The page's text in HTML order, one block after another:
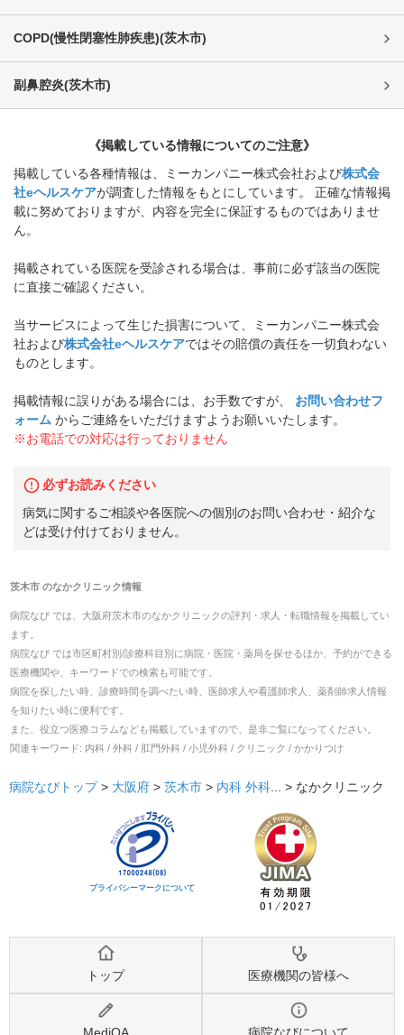
COPD(慢性閉塞性肺疾患)(茨木市)
副鼻腔炎(茨木市)
《掲載している情報についてのご注意》
掲載している各種情報は、ミーカンパニー株式会社および株式会
社eヘルスケアが調査した情報をもとにしています。 正確な情報掲
載に努めておりますが、内容を完全に保証するものではありませ
ん。
掲載されている医院を受診される場合は、事前に必ず該当の医院
に直接ご確認ください。
当サービスによって生じた損害について、ミーカンパニー株式会
社および株式会社eヘルスケアではその賠償の責任を一切負わない
ものとします。
掲載情報に誤りがある場合には、お手数ですが、
お問い合わせフ
ォーム からご連絡をいただけますようお願いいたします。
※お電話での対応は行っておりません
必ずお読みください
病気に関するご相談や各医院への個別のお問い合わせ・紹介な
どは受け付けておりません。
茨木市のなかクリニック情報
病院なび では、 大阪府茨木市のなかクリニックの評判・求人・転職情報を掲載してい
ます。
病院なび では市区町村別/診療科目別に病院・医院・薬局を探せるほか、予約ができる
医療機関や、キーワードでの検索も可能です。
病院を探したい時、診療時間を調べたい時、医師求人や看護師求人、薬剤師求人情報
を知りたい時に便利です。
また、役立つ医療コラムなども掲載していますので、是非ご覧になってください。
関連キーワード: 内科 / 外科 / 肛門外科 / 小児外科 / クリニック / かかりつけ
病院なびトップ > 大阪府 > 茨木市 > 内科 外科 ... > なかクリニック
プライバシーマークについて
トップ 医療機関の皆様へ
MediQA 病院なびについて